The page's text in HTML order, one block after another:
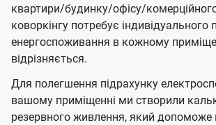
квартири/будинку/офісу/
коворкінгу потребує індивідуального
енергоспоживання в кожному
відрізняється.
Для полегшення підрахунку
вашому приміщенні ми створили
резервного живлення, який допоможе